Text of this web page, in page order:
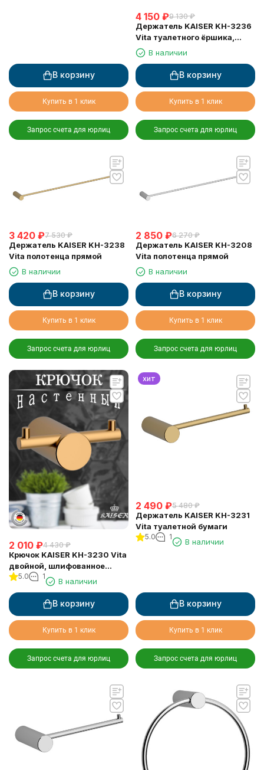
В корзину
Купить в 1 клик
Запрос счета для юрлиц
4 150 ₽9 130 ₽
Держатель KAISER KH-3236
Vita туалетного ёршика,
настенный
В наличии
В корзину
Купить в 1 клик
Запрос счета для юрлиц
3 420 ₽7 530 ₽
Держатель KAISER KH-3238
Vita полотенца прямой
В наличии
В корзину
Купить в 1 клик
Запрос счета для юрлиц
2 850 ₽6 270 ₽
Держатель KAISER KH-3208
Vita полотенца прямой
В наличии
В корзину
Купить в 1 клик
Запрос счета для юрлиц
2 010 ₽4 430 ₽
Крючок KAISER KH-3230 Vita
двойной, шлифованное
золото
5.0 1
В наличии
В корзину
Купить в 1 клик
Запрос счета для юрлиц
хит
2 490 ₽5 480 ₽
Держатель KAISER KH-3231
Vita туалетной бумаги
5.0 1
В наличии
В корзину
Купить в 1 клик
Запрос счета для юрлиц